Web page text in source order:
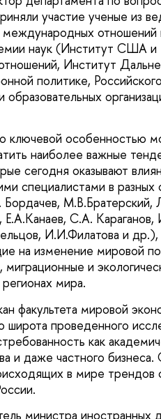
участие ученые из
наук (Институт США
Институт
политике,
образовательных
ключевой особенностью
наиболее важные
сегодня оказывают
специалистами в
С.А.
И.И.Филатова и др.),
на изменение мировой
и
мира.
факультета мировой
широта проведенного
как
и даже частного
в мире трендов
министра иностранных